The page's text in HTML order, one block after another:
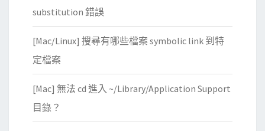
p
H
substitution 錯誤
[Mac/Linux] 搜尋有哪些檔案 symbolic link 到特
定檔案
[Mac] 無法 cd 進入 ~/Library/Application Support
目錄？